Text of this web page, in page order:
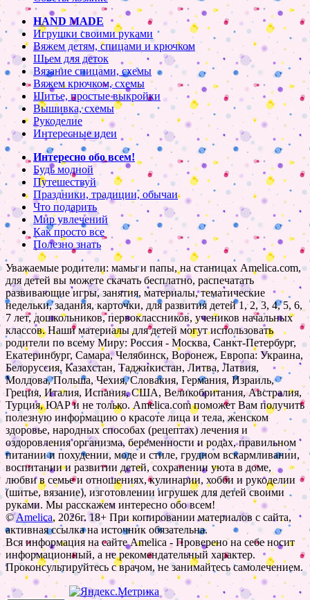
HAND MADE
Игрушки своими руками
Вяжем детям, спицами и крючком
Шьем для деток
Вязание спицами, схемы
Вяжем крючком, схемы
Шитье, простые выкройки
Вышивка, схемы
Рукоделие
Интересные идеи
Интересно обо всем!
Будь модной
Путешествуй
Праздники, традиции, обычаи
Что подарить
Мир увлечений
Как просто все
Полезно знать
Уважаемые родители: мамы и папы, на станицах Amelica.com,
для детей вы можете скачать бесплатно, распечатать
развивающие игры, занятия, материалы, тематические
недельки, задания, карточки, для развития детей 1, 2, 3, 4, 5, 6,
7 лет, дошкольников, первоклассников, учеников начальных
классов. Наши материалы для детей могут использовать
родители по всему Миру: Россия - Москва, Санкт-Петербург,
Екатеринбург, Самара, Челябинск, Воронеж, Европа: Украина,
Белоруссия, Казахстан, Таджикистан, Литва, Латвия,
Молдова, Польша, Чехия, Словакия, Германия, Израиль,
Греция, Италия, Испания, США, Великобритания, Австралия,
Турция, ЮАР и не только. Amelica.com поможет Вам получить
полезную информацию о красоте лица и тела, женском
здоровье, народных способах (рецептах) лечения и
оздоровления организма, беременности и родах, правильном
питании и похудении, моде и стиле, грудном вскармливании,
воспитании и развитии детей, сохранении уюта в доме,
любви в семье и отношениях, кулинарии, хобби и рукоделии
(шитье, вязание), изготовлении игрушек для детей своими
руками. Мы расскажем интересно обо всем!
©Amelica, 2026г. 18+ При копировании материалов с сайта,
активная ссылка на источник обязательна.
Вся информация на сайте Amelica - Проверено на себе носит
информационный, а не рекомендательный характер.
Проконсультируйтесь с врачом, не занимайтесь самолечением.